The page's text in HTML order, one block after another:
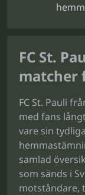
FC St.
matcher
FC St. Pauli
med fans
vare sin
samlad
som sänds i
motståndare,